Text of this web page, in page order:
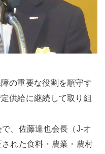
の重要な役割を順守す
供給に継続して取り組
、佐藤達也会長（J-オ
れた食料・農業・農村